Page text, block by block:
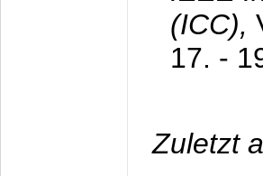
(ICC),
17. -
Zuletzt